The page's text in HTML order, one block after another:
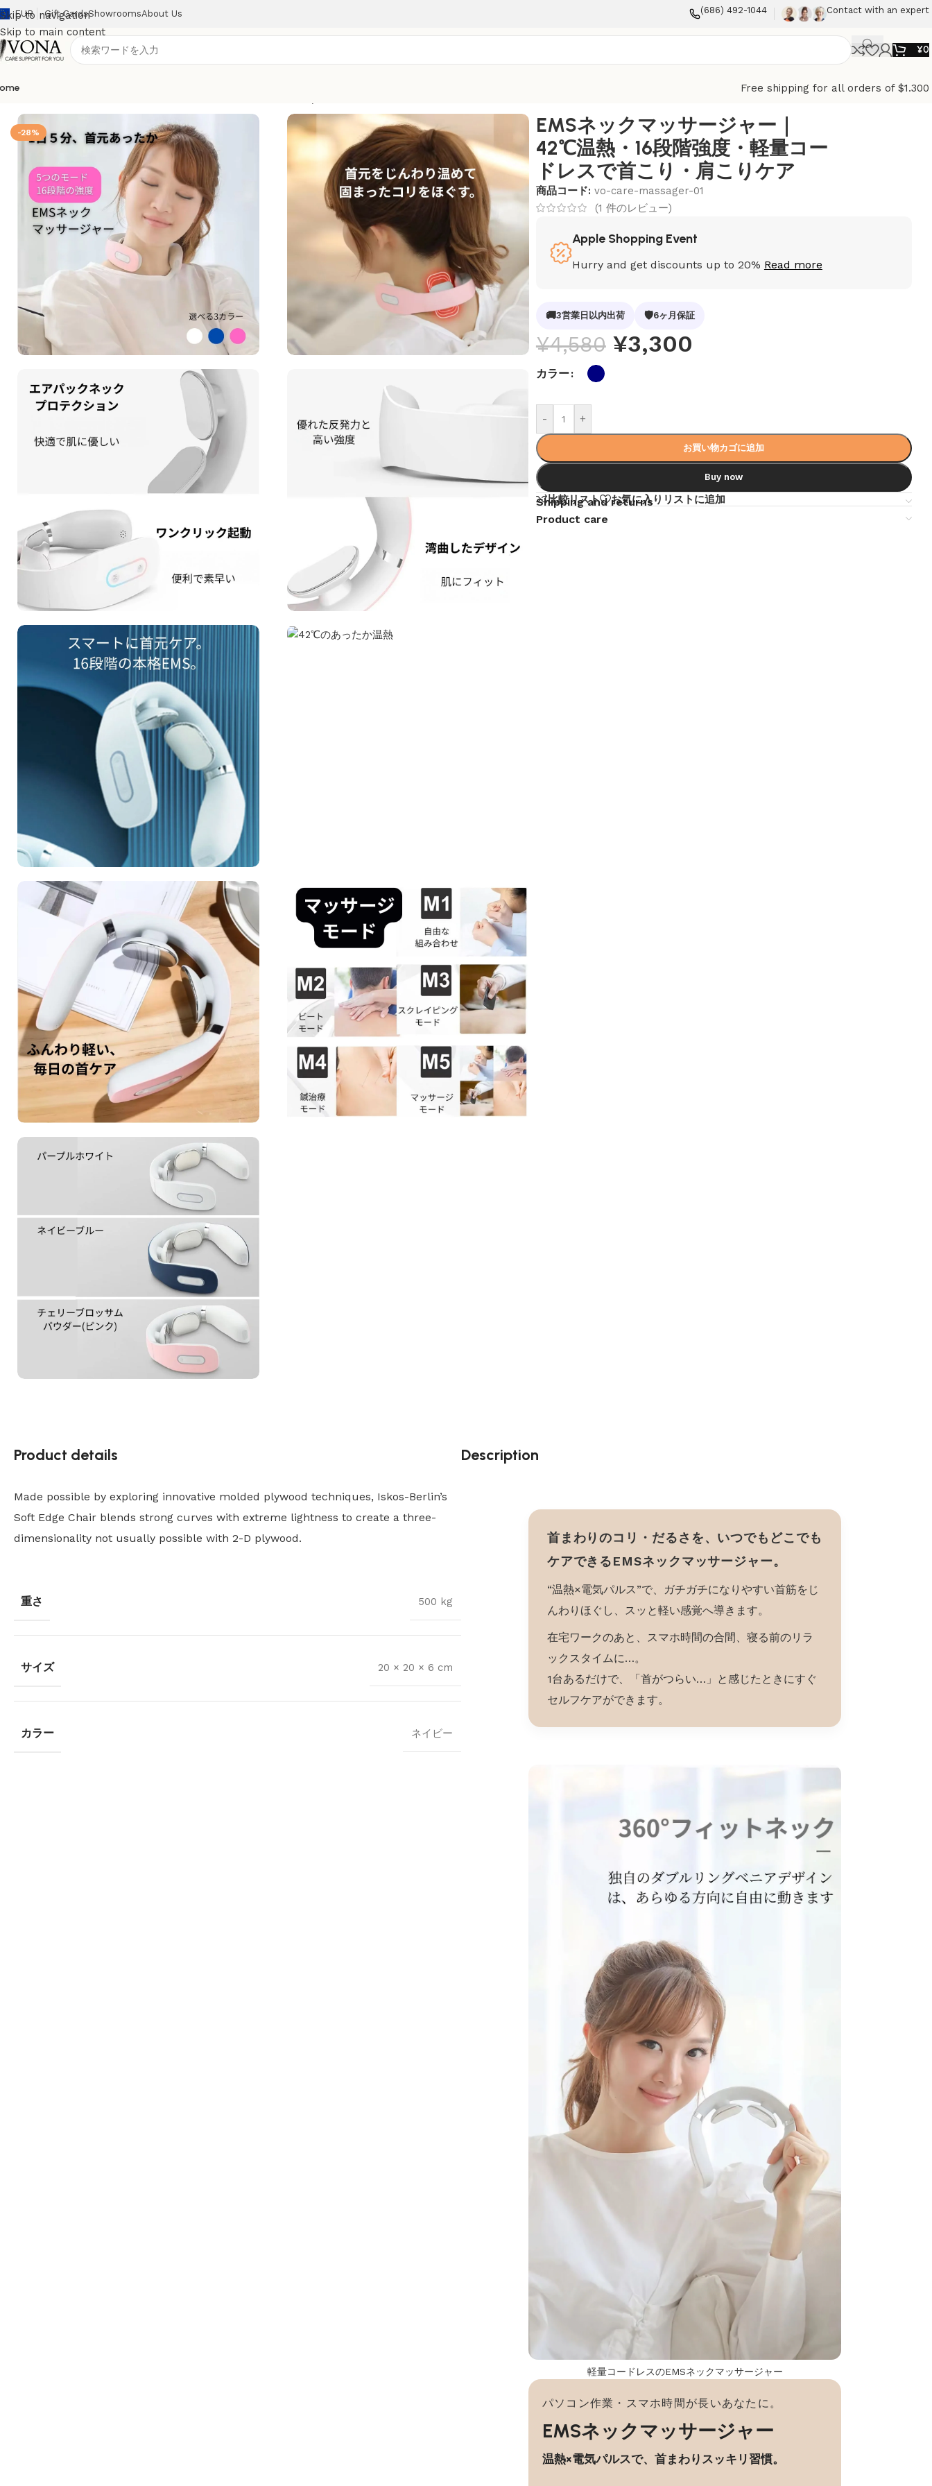
Skip to navigation
Skip to main content
EUR Gift CardsShowroomsAbout Us (686) 492-1044 Contact with an expert
¥0
Free shipping for all orders of $1.300
-28%
EMSネックマッサージャー｜
42℃温熱・16段階強度・軽量コー
ドレスで首こり・肩こりケア
商品コード: vo-care-massager-01
(1 件のレビュー)
Apple Shopping Event
Hurry and get discounts up to 20% Read more
🚚3営業日以内出荷 🛡6ヶ月保証
¥4,580 ¥3,300
カラー
- +
お買い物カゴに追加
Buy now
比較リスト お気に入りリストに追加
Shipping and returns
Product care
Product details
Made possible by exploring innovative molded plywood techniques, Iskos-Berlin’s
Soft Edge Chair blends strong curves with extreme lightness to create a three-
dimensionality not usually possible with 2-D plywood.
重さ 500 kg
サイズ 20 × 20 × 6 cm
カラー ネイビー
Description
首まわりのコリ・だるさを、いつでもどこでも
ケアできるEMSネックマッサージャー。
“温熱×電気パルス”で、ガチガチになりやすい首筋をじ
んわりほぐし、スッと軽い感覚へ導きます。
在宅ワークのあと、スマホ時間の合間、寝る前のリラ
ックスタイムに…。
1台あるだけで、「首がつらい…」と感じたときにすぐ
セルフケアができます。
軽量コードレスのEMSネックマッサージャー
パソコン作業・スマホ時間が長いあなたに。
EMSネックマッサージャー
温熱×電気パルスで、首まわりスッキリ習慣。